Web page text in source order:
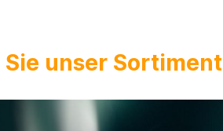
unser Sortiment